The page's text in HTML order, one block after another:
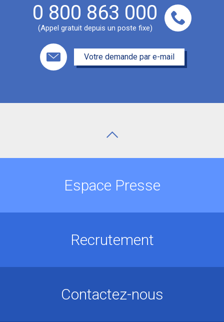
0 800 863 000
(Appel gratuit depuis un poste fixe)
Votre demande par e-mail
Espace Presse
Recrutement
Contactez-nous